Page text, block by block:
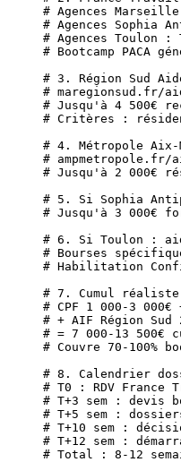
# Agences
# Agences Sophia
# Agences Toulon :
# Bootcamp PACA
# 3. Région Sud
# maregionsud.fr/
# Jusqu'à 4 500€
# Critères :
# 4. Métropole Aix-
# ampmetropole.fr/
# Jusqu'à 2 000€
# 5. Si Sophia
# Jusqu'à 3 000€
# 6. Si Toulon :
# Bourses
# Habilitation
# 7. Cumul réaliste
# CPF 1 000-3
# + AIF Région Sud
# = 7 000-13 500€
# Couvre 70-100%
# 8. Calendrier
# T0 : RDV France
# T+3 sem : devis
# T+5 sem :
# T+10 sem :
# T+12 sem :
# Total : 8-12